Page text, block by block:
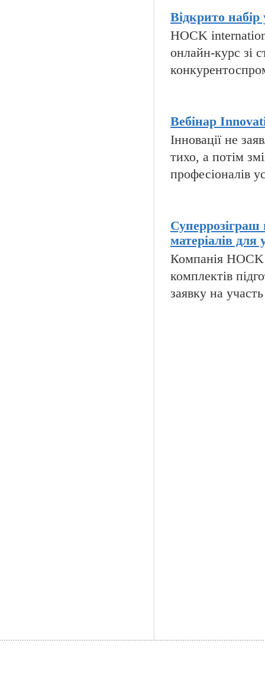
Відкрито
HOCK
онлайн-курс зі
Вебінар
Інновації не
тихо, а потім
професіоналів
Суперрозіграш
матеріалів для
Компанія
комплектів
заявку на